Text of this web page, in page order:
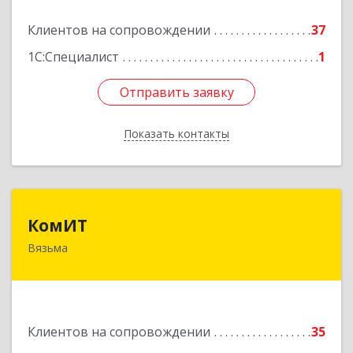
Клиентов на сопровождении
37
1С:Специалист
1
Отправить заявку
Показать контакты
Подробнее
Отправить заявку
Назад
КомИТ
Вязьма
Клиентов на сопровождении
35
215110, Смоленская обл, Вяземский м. р-н,
Подробнее